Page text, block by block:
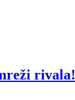
rivala!